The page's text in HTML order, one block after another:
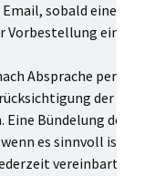
sobald einer
Vorbestellung
Absprache per
der
Bündelung des
es sinnvoll ist,
vereinbart